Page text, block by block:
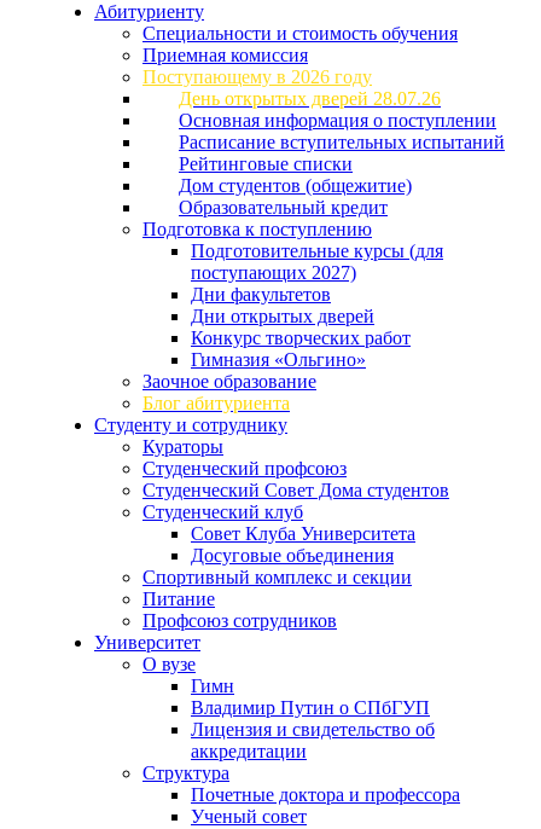
Абитуриенту
Специальности и стоимость обучения
Приемная комиссия
Поступающему в 2026 году
День открытых дверей 28.07.26
Основная информация о поступлении
Расписание вступительных испытаний
Рейтинговые списки
Дом студентов (общежитие)
Образовательный кредит
Подготовка к поступлению
Подготовительные курсы (для
поступающих 2027)
Дни факультетов
Дни открытых дверей
Конкурс творческих работ
Гимназия «Ольгино»
Заочное образование
Блог абитуриента
Студенту и сотруднику
Кураторы
Студенческий профсоюз
Студенческий Совет Дома студентов
Студенческий клуб
Совет Клуба Университета
Досуговые объединения
Спортивный комплекс и секции
Питание
Профсоюз сотрудников
Университет
О вузе
Гимн
Владимир Путин о СПбГУП
Лицензия и свидетельство об
аккредитации
Структура
Почетные доктора и профессора
Ученый совет